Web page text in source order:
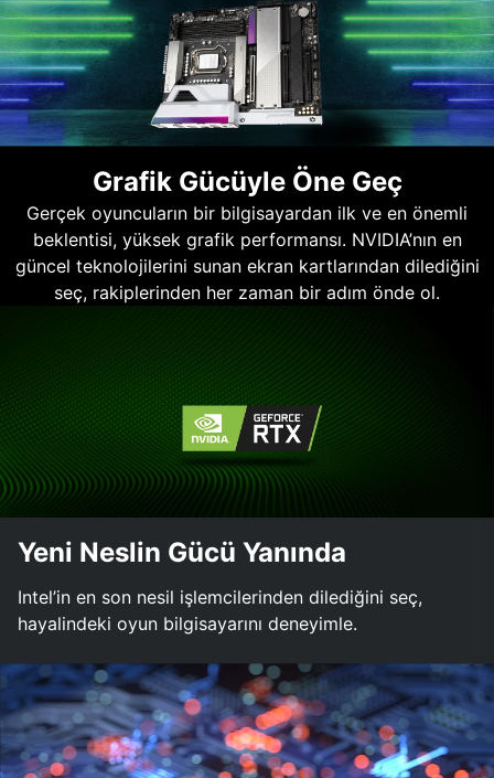
Grafik Gücüyle Öne Geç
Gerçek oyuncuların bir bilgisayardan ilk ve en önemli
beklentisi, yüksek grafik performansı. NVIDIA’nın en
güncel teknolojilerini sunan ekran kartlarından dilediğini
seç, rakiplerinden her zaman bir adım önde ol.
Yeni Neslin Gücü Yanında
Intel’in en son nesil işlemcilerinden dilediğini seç,
hayalindeki oyun bilgisayarını deneyimle.